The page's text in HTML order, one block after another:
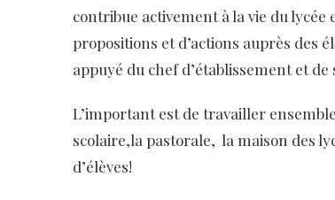
contribue activement à la vie du lycée
propositions et d’actions auprès des
appuyé du chef d’établissement et de
L’important est de travailler
scolaire,la pastorale, la maison des
d’élèves!